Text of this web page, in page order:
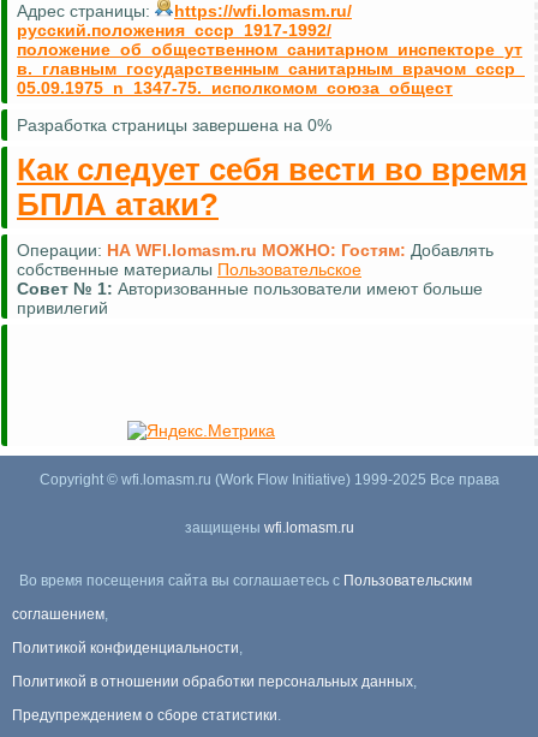
Адрес страницы:
https://wfi.lomasm.ru/
русский.положения_ссср_1917-1992/
положение_об_общественном_санитарном_инспекторе_ут
в._главным_государственным_санитарным_врачом_ссср_
05.09.1975_n_1347-75._исполкомом_союза_общест
Разработка страницы завершена на 0%
Как следует себя вести во время
БПЛА атаки?
Операции: НА WFI.lomasm.ru МОЖНО: Гостям: Добавлять
собственные материалы Пользовательское
Совет № 1: Авторизованные пользователи имеют больше
привилегий
Copyright © wfi.lomasm.ru (Work Flow Initiative) 1999-2025 Все права
защищены wfi.lomasm.ru
Во время посещения сайта вы соглашаетесь с Пользовательским
соглашением,
Политикой конфиденциальности,
Политикой в отношении обработки персональных данных,
Предупреждением о сборе статистики.